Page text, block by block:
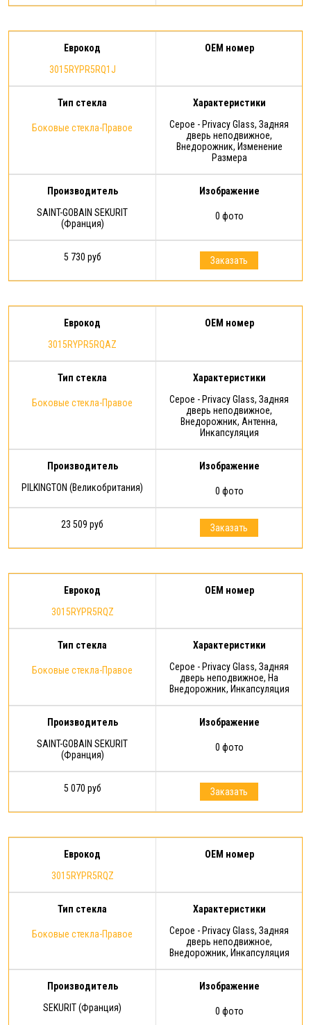
Еврокод
3015RYPR5RQ1J
OEM номер
Тип стекла
Боковые стекла-Правое
Характеристики
Серое - Privacy Glass, Задняя
дверь неподвижное,
Внедорожник, Изменение
Размера
Производитель
SAINT-GOBAIN SEKURIT
(Франция)
Изображение
0 фото
5 730 руб Заказать
Еврокод
3015RYPR5RQAZ
OEM номер
Тип стекла
Боковые стекла-Правое
Характеристики
Серое - Privacy Glass, Задняя
дверь неподвижное,
Внедорожник, Антенна,
Инкапсуляция
Производитель
PILKINGTON (Великобритания)
Изображение
0 фото
23 509 руб Заказать
Еврокод
3015RYPR5RQZ
OEM номер
Тип стекла
Боковые стекла-Правое
Характеристики
Серое - Privacy Glass, Задняя
дверь неподвижное, На
Внедорожник, Инкапсуляция
Производитель
SAINT-GOBAIN SEKURIT
(Франция)
Изображение
0 фото
5 070 руб Заказать
Еврокод
3015RYPR5RQZ
OEM номер
Тип стекла
Боковые стекла-Правое
Характеристики
Серое - Privacy Glass, Задняя
дверь неподвижное,
Внедорожник, Инкапсуляция
Производитель
SEKURIT (Франция)
Изображение
0 фото